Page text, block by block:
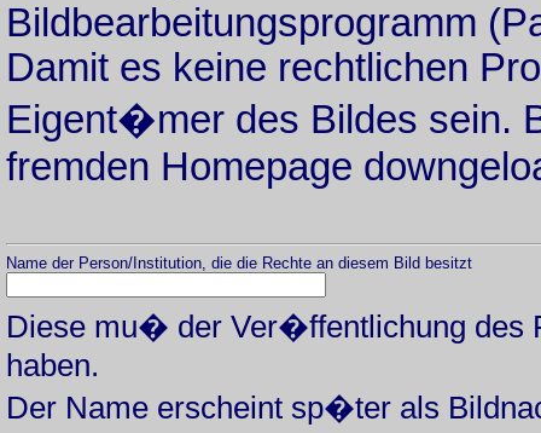
Bildbearbeitungsprogramm
Damit es keine rechtlichen
Eigent�mer des Bildes sein.
fremden Homepage
Name der Person/Institution, die die Rechte an diesem Bild besitzt
Diese mu� der Ver�ffentlichung des
haben.
Der Name erscheint sp�ter als